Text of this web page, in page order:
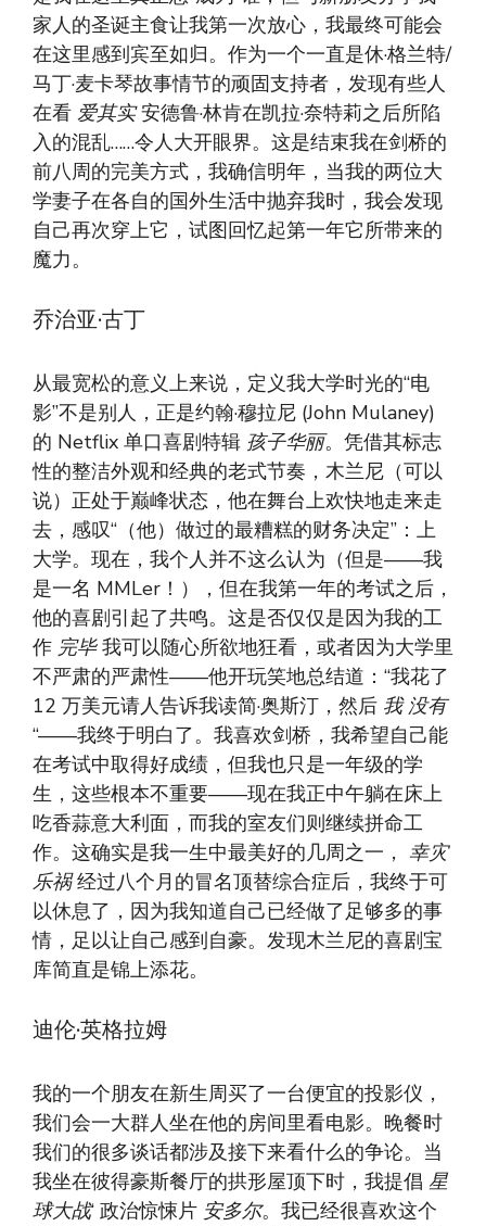
家人的圣诞主食让我第一次放心，我最终可能会
在这里感到宾至如归。作为一个一直是休·格兰特/
马丁·麦卡琴故事情节的顽固支持者，发现有些人
在看 爱其实安德鲁·林肯在凯拉·奈特莉之后所陷
入的混乱……令人大开眼界。这是结束我在剑桥的
前八周的完美方式，我确信明年，当我的两位大
学妻子在各自的国外生活中抛弃我时，我会发现
自己再次穿上它，试图回忆起第一年它所带来的
魔力。
乔治亚·古丁
从最宽松的意义上来说，定义我大学时光的“电
影”不是别人，正是约翰·穆拉尼 (John Mulaney)
的 Netflix 单口喜剧特辑 孩子华丽。凭借其标志
性的整洁外观和经典的老式节奏，木兰尼（可以
说）正处于巅峰状态，他在舞台上欢快地走来走
去，感叹“（他）做过的最糟糕的财务决定”：上
大学。现在，我个人并不这么认为（但是——我
是一名 MMLer！），但在我第一年的考试之后，
他的喜剧引起了共鸣。这是否仅仅是因为我的工
作 完毕我可以随心所欲地狂看，或者因为大学里
不严肃的严肃性——他开玩笑地总结道：“我花了
12 万美元请人告诉我读简·奥斯汀，然后 我 没有
“——我终于明白了。我喜欢剑桥，我希望自己能
在考试中取得好成绩，但我也只是一年级的学
生，这些根本不重要——现在我正中午躺在床上
吃香蒜意大利面，而我的室友们则继续拼命工
作。这确实是我一生中最美好的几周之一， 幸灾
乐祸经过八个月的冒名顶替综合症后，我终于可
以休息了，因为我知道自己已经做了足够多的事
情，足以让自己感到自豪。发现木兰尼的喜剧宝
库简直是锦上添花。
迪伦·英格拉姆
我的一个朋友在新生周买了一台便宜的投影仪，
我们会一大群人坐在他的房间里看电影。晚餐时
我们的很多谈话都涉及接下来看什么的争论。当
我坐在彼得豪斯餐厅的拱形屋顶下时，我提倡 星
球大战‘ 政治惊悚片 安多尔。我已经很喜欢这个